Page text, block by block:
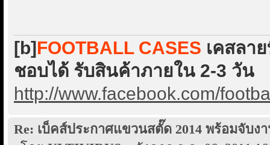
[b] FOOTBALL CASES เคสลา
ชอบได้ รับสินค้าภายใน 2-3 วัน
http://www.facebook.com/
Re: เบ็คส์ประกาศแขวนสตั๊ด 2014 พร้อมจับง